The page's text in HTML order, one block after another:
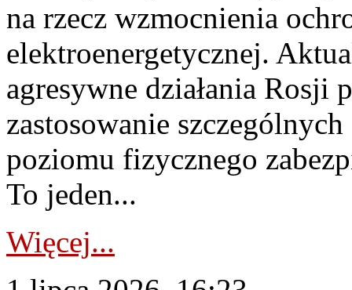
na rzecz wzmocnienia
elektroenergetycznej.
agresywne działania Rosji
zastosowanie
poziomu fizycznego
To jeden...
Więcej...